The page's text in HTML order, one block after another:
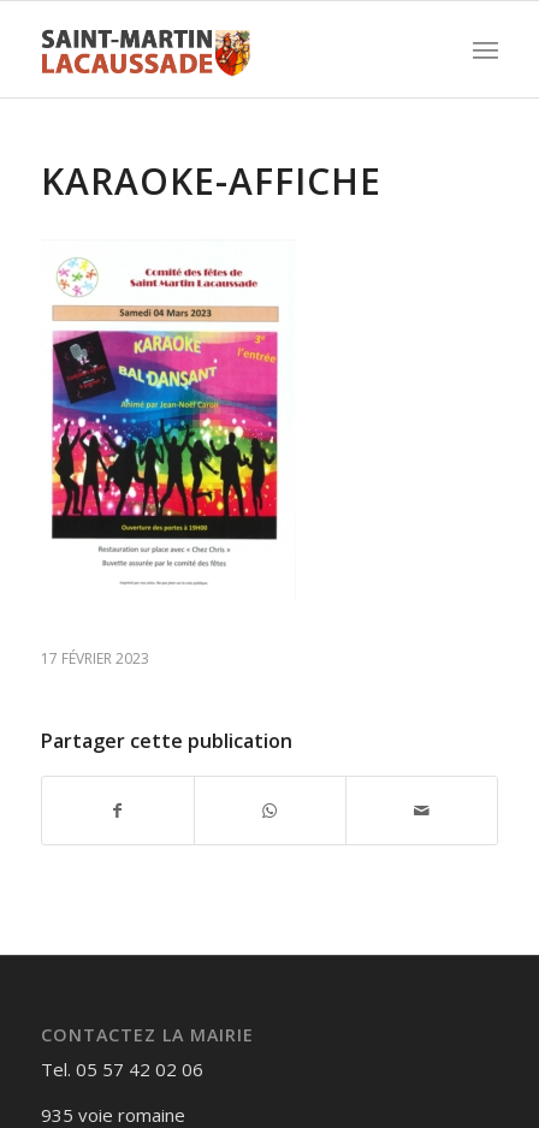
KARAOKE-AFFICHE
17 FÉVRIER 2023
Partager cette publication
CONTACTEZ LA MAIRIE
Tel. 05 57 42 02 06
935 voie romaine